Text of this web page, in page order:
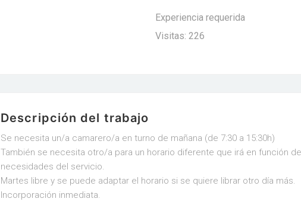
Experiencia requerida
Visitas: 226
Descripción del trabajo
Se necesita un/a camarero/a en turno de mañana (de 7:30 a 15:30h)
También se necesita otro/a para un horario diferente que irá en función
necesidades del servicio.
Martes libre y se puede adaptar el horario si se quiere librar otro día más.
Incorporación inmediata.